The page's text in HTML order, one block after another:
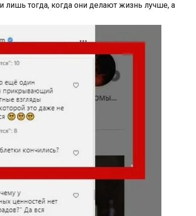
тогда, когда они делают жизнь лучше, а